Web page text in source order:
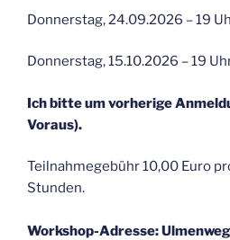
Donnerstag, 24.09.2026 – 19
Donnerstag, 15.10.2026 – 19
Ich bitte um vorherige
Voraus).
Teilnahmegebühr 10,00 Euro
Stunden.
Workshop-Adresse: